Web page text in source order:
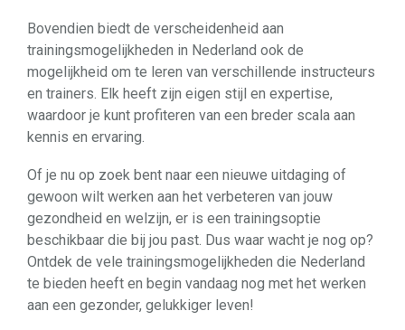
Bovendien biedt de verscheidenheid aan
trainingsmogelijkheden in Nederland ook de
mogelijkheid om te leren van verschillende instructeurs
en trainers. Elk heeft zijn eigen stijl en expertise,
waardoor je kunt profiteren van een breder scala aan
kennis en ervaring.
Of je nu op zoek bent naar een nieuwe uitdaging of
gewoon wilt werken aan het verbeteren van jouw
gezondheid en welzijn, er is een trainingsoptie
beschikbaar die bij jou past. Dus waar wacht je nog op?
Ontdek de vele trainingsmogelijkheden die Nederland
te bieden heeft en begin vandaag nog met het werken
aan een gezonder, gelukkiger leven!